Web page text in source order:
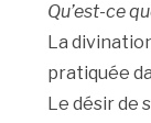
Qu’est-ce
La
pratiquée
Le désir de